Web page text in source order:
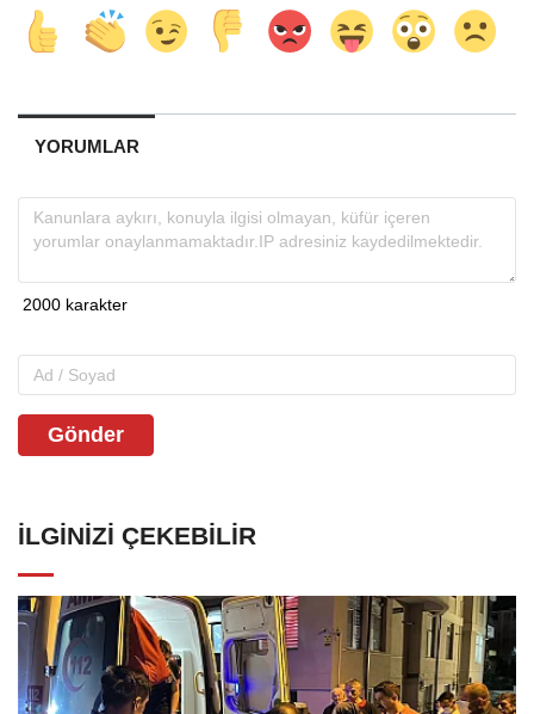
YORUMLAR
Gönder
İLGINIZI ÇEKEBILIR